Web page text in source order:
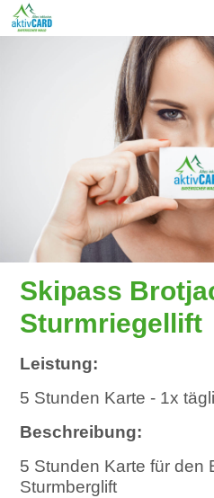
Skipass
Sturmriegellift
Leistung:
5 Stunden Karte - 1x
Beschreibung:
5 Stunden Karte für den
Sturmberglift